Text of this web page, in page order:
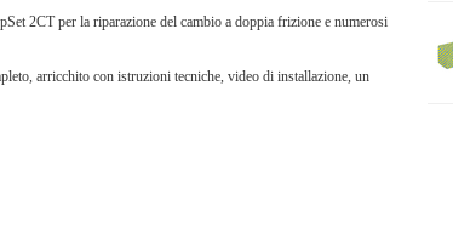
2CT per la riparazione del cambio a doppia frizione e numerosi
arricchito con istruzioni tecniche, video di installazione, un